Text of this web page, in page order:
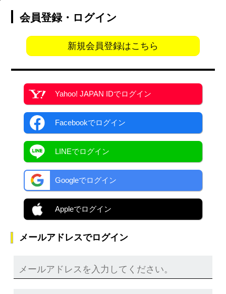
会員登録・ログイン
新規会員登録はこちら
Yahoo! JAPAN IDでログイン
Facebookでログイン
LINEでログイン
Googleでログイン
Appleでログイン
メールアドレスでログイン